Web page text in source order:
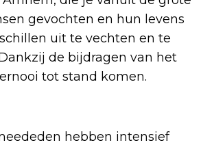
gevochten en hun levens
uit te vechten en te
de bijdragen van het
tot stand komen.
hebben intensief